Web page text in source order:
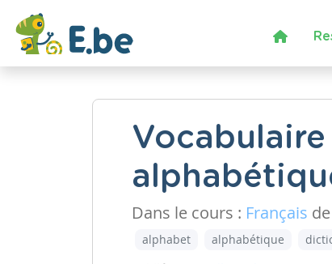
Dans le cours : Français
alphabet alphabétique